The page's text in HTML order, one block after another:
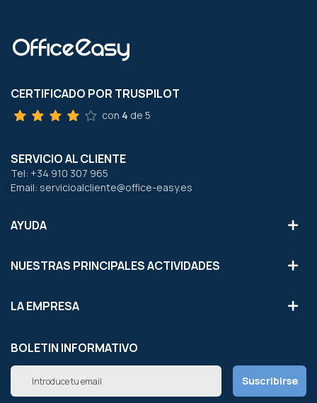
CERTIFICADO POR TRUSPILOT
con 4 de 5
SERVICIO AL CLIENTE
Tel: +34 910 307 965
Email: servicioalcliente@office-easy.es
AYUDA
NUESTRAS PRINCIPALES ACTIVIDADES
LA EMPRESA
BOLETIN INFORMATIVO
Inscríbete
nuestro
Suscribirse